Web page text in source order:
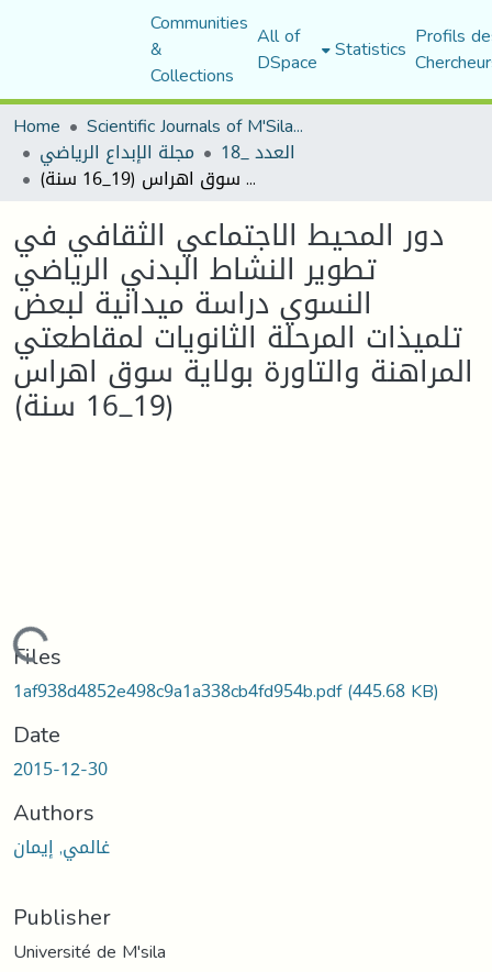
Communities
&
Collections
All of
DSpace Statistics Profils
Home
Scientific Journals of M'Sila University
مجلة الإبداع الرياضي العدد _18
دور المحيط الاجتماعي الثقافي في تطوير النشاط البدني الرياضي النسوي دراسة ميدانية لبعض تلميذات المرحلة الثانويات لمقاطعتي المراهنة والتاورة بولاية سوق اهراس (19_16 سنة)
دور المحيط الاجتماعي الثقافي في
تطوير النشاط البدني الرياضي
النسوي دراسة ميدانية لبعض
تلميذات المرحلة الثانويات لمقاطعتي
المراهنة والتاورة بولاية سوق اهراس
(19_16 سنة)
Loading...
Files
1af938d4852e498c9a1a338cb4fd954b.pdf(445.68 KB)
Date
2015-12-30
Authors
غالمي, إيمان
Publisher
Université de M'sila